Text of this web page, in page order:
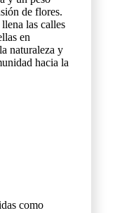
de flores.
las calles
en
naturaleza y
hacia la
como